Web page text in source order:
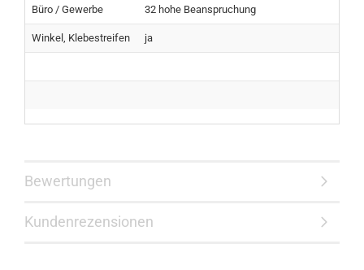
Büro / Gewerbe 32 hohe Beanspruchung
Winkel, Klebestreifen ja
Bewertungen
Kundenrezensionen